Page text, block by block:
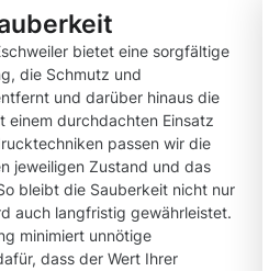
bietet eine sorgfältige
die Schmutz und
und darüber hinaus die
einem durchdachten Einsatz
passen wir die
jeweiligen Zustand und das
bleibt die Sauberkeit nicht nur
auch langfristig gewährleistet.
minimiert unnötige
dass der Wert Ihrer